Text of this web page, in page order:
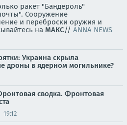
ракет "Бандероль"
Сооружение
и переброски оружия и
на МАКС// ANNA NEWS
Украина скрыла
дроны в ядерном могильнике?
сводка. Фронтовая
19:12